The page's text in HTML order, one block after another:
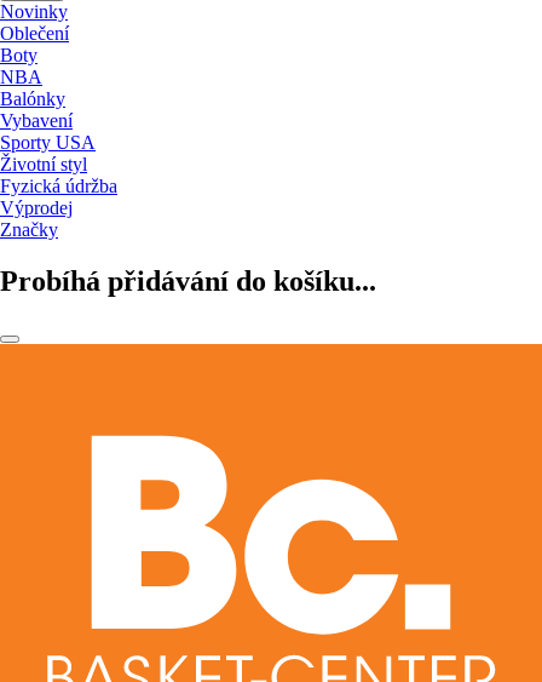
Novinky
Oblečení
Boty
NBA
Balónky
Vybavení
Sporty USA
Životní styl
Fyzická údržba
Výprodej
Značky
Probíhá přidávání do košíku...